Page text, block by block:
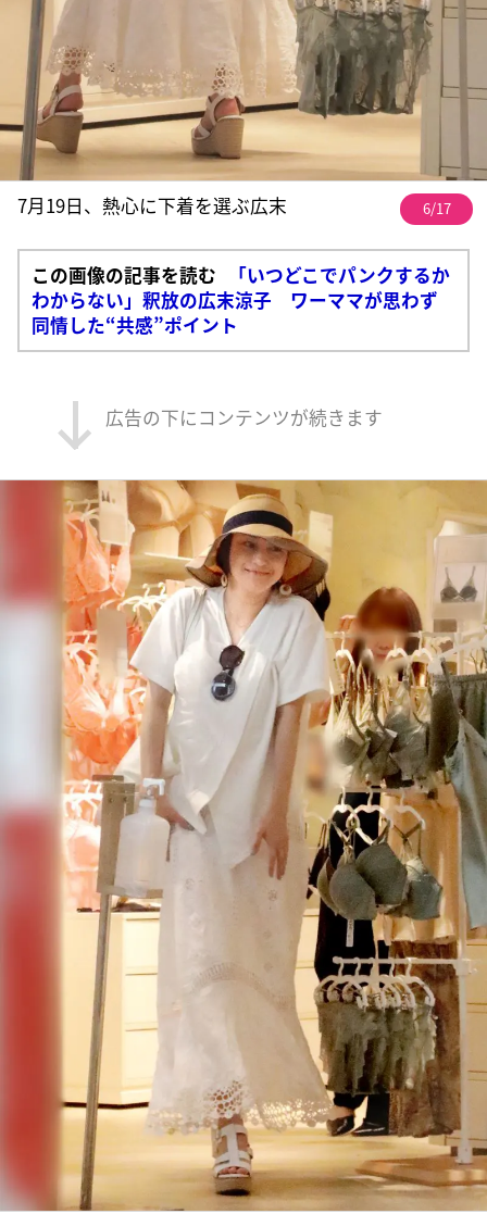
7月19日、熱心に下着を選ぶ広末 6/17
この画像の記事を読む
「いつどこでパンクするか
わからない」釈放の広末涼子 ワーママが思わず
同情した“共感”ポイント
広告の下にコンテンツが続きます